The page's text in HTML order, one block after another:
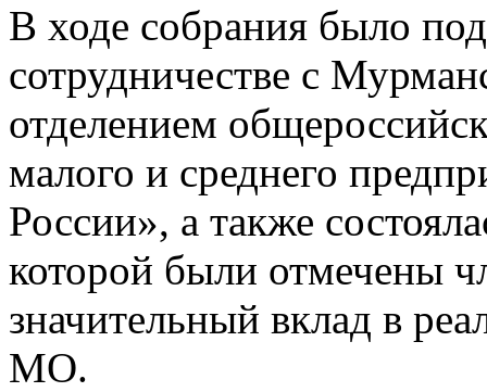
В ходе собрания было
сотрудничестве с
отделением
малого и среднего
России», а также
которой были отмечены
значительный вклад в
МО.